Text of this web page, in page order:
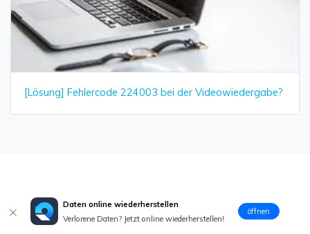
[Lösung] Fehlercode 224003 bei der Videowiedergabe?
Classen Becker
Daten online wiederherstellen
Verlorene Daten? Jetzt online wiederherstellen!
öffnen